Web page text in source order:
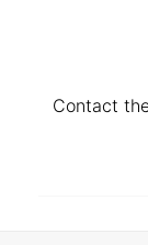
Contact